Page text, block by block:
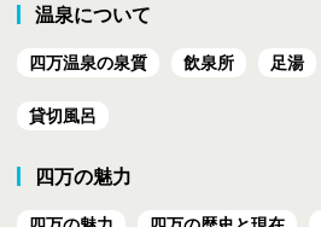
温泉について
四万温泉の泉質 飲泉所 足湯
貸切風呂
四万の魅力